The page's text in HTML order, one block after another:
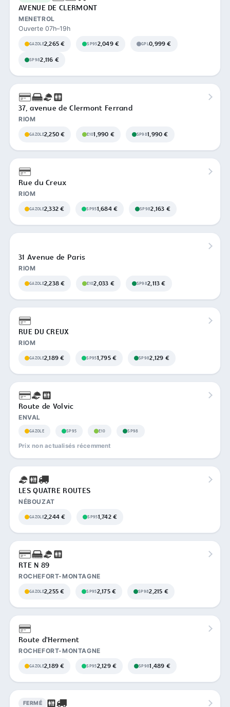
AVENUE DE CLERMONT
MENETROL
Ouverte 07h–19h
GAZOLE2,265 € SP952,049 € GPL0,999 €
SP982,116 €
37, avenue de Clermont Ferrand
RIOM
GAZOLE2,250 € E101,990 € SP981,990 €
Rue du Creux
RIOM
GAZOLE2,332 € SP951,684 € SP982,163 €
31 Avenue de Paris
RIOM
GAZOLE2,238 € E102,033 € SP982,113 €
RUE DU CREUX
RIOM
GAZOLE2,189 € SP951,795 € SP982,129 €
Route de Volvic
ENVAL
GAZOLE SP95 E10 SP98
Prix non actualisés récemment
LES QUATRE ROUTES
NÉBOUZAT
GAZOLE2,244 € SP951,742 €
RTE N 89
ROCHEFORT-MONTAGNE
GAZOLE2,255 € SP952,175 € SP982,215 €
Route d'Herment
ROCHEFORT-MONTAGNE
GAZOLE2,189 € SP952,129 € SP981,489 €
FERMÉ